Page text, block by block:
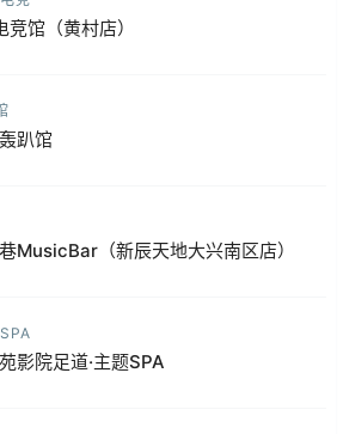
竞馆（黄村店）
趴馆
MusicBar（新辰天地大兴南区店）
影院足道·主题SPA